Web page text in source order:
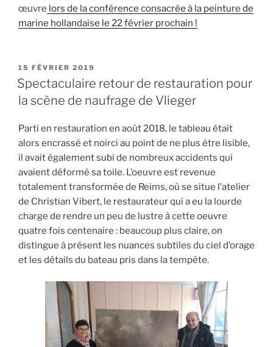
œuvre lors de la conférence consacrée à la peinture de
marine hollandaise le 22 février prochain !
PUBLIÉ
LE
15 FÉVRIER 2019
Spectaculaire retour de restauration pour
la scène de naufrage de Vlieger
Parti en restauration en août 2018, le tableau était
alors encrassé et noirci au point de ne plus être lisible,
il avait également subi de nombreux accidents qui
avaient déformé sa toile. L’oeuvre est revenue
totalement transformée de Reims, où se situe l’atelier
de Christian Vibert, le restaurateur qui a eu la lourde
charge de rendre un peu de lustre à cette oeuvre
quatre fois centenaire : beaucoup plus claire, on
distingue à présent les nuances subtiles du ciel d’orage
et les détails du bateau pris dans la tempête.